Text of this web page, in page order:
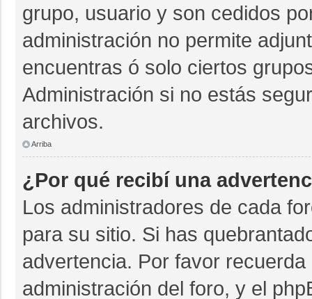
grupo, usuario y son cedidos
administración no permite
encuentras ó solo ciertos
Administración si no estás
archivos.
Arriba
¿Por qué recibí una
Los administradores de cada
para su sitio. Si has
advertencia. Por favor
administración del foro, y el